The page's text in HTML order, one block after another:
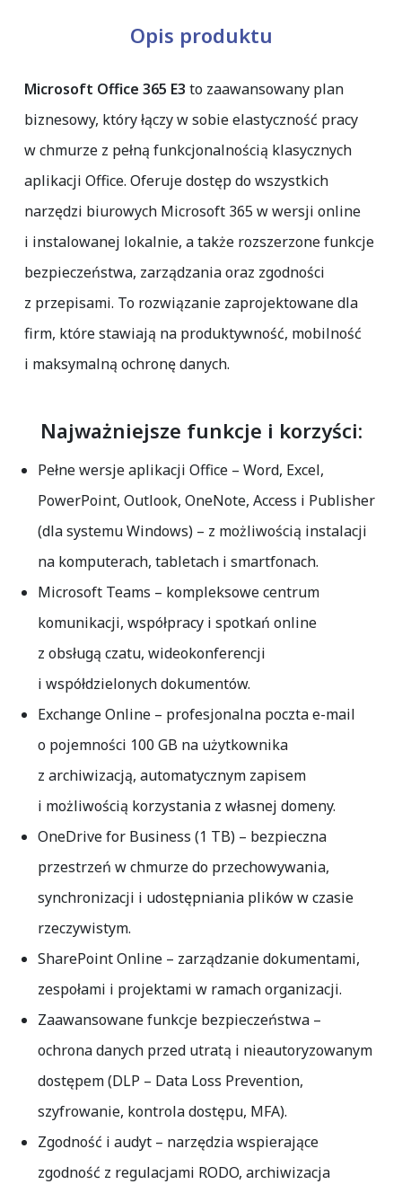
Opis produktu
Microsoft Office 365 E3 to zaawansowany plan
biznesowy, który łączy w sobie elastyczność pracy
w chmurze z pełną funkcjonalnością klasycznych
aplikacji Office. Oferuje dostęp do wszystkich
narzędzi biurowych Microsoft 365 w wersji online
i instalowanej lokalnie, a także rozszerzone funkcje
bezpieczeństwa, zarządzania oraz zgodności
z przepisami. To rozwiązanie zaprojektowane dla
firm, które stawiają na produktywność, mobilność
i maksymalną ochronę danych.
Najważniejsze funkcje i korzyści:
Pełne wersje aplikacji Office– Word, Excel,
PowerPoint, Outlook, OneNote, Access i Publisher
(dla systemu Windows) – z możliwością instalacji
na komputerach, tabletach i smartfonach.
Microsoft Teams – kompleksowe centrum
komunikacji, współpracy i spotkań online
z obsługą czatu, wideokonferencji
i współdzielonych dokumentów.
Exchange Online– profesjonalna poczta e-mail
o pojemności 100 GB na użytkownika
z archiwizacją, automatycznym zapisem
i możliwością korzystania z własnej domeny.
OneDrive for Business (1 TB)– bezpieczna
przestrzeń w chmurze do przechowywania,
synchronizacji i udostępniania plików w czasie
rzeczywistym.
SharePoint Online– zarządzanie dokumentami,
zespołami i projektami w ramach organizacji.
Zaawansowane funkcje bezpieczeństwa–
ochrona danych przed utratą i nieautoryzowanym
dostępem (DLP – Data Loss Prevention,
szyfrowanie, kontrola dostępu, MFA).
Zgodność i audyt– narzędzia wspierające
zgodność z regulacjami RODO, archiwizacja